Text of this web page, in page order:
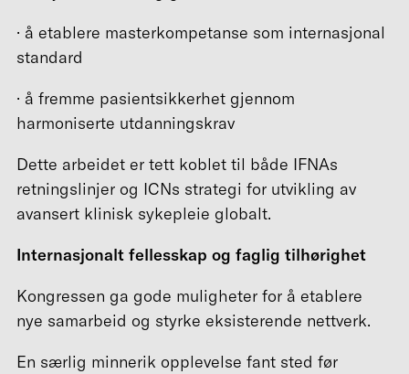
· å etablere masterkompetanse som internasjonal
standard
· å fremme pasientsikkerhet gjennom
harmoniserte utdanningskrav
Dette arbeidet er tett koblet til både IFNAs
retningslinjer og ICNs strategi for utvikling av
avansert klinisk sykepleie globalt.
Internasjonalt fellesskap og faglig tilhørighet
Kongressen ga gode muligheter for å etablere
nye samarbeid og styrke eksisterende nettverk.
En særlig minnerik opplevelse fant sted før